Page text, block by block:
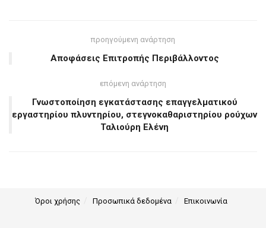
προηγούμενη ανάρτηση
Αποφάσεις Επιτροπής Περιβάλλοντος
επόμενη ανάρτηση
Γνωστοποίηση εγκατάστασης επαγγελματικού
εργαστηρίου πλυντηρίου, στεγνοκαθαριστηρίου ρούχων
Ταλιούρη Ελένη
Όροι χρήσης Προσωπικά δεδομένα Επικοινωνία